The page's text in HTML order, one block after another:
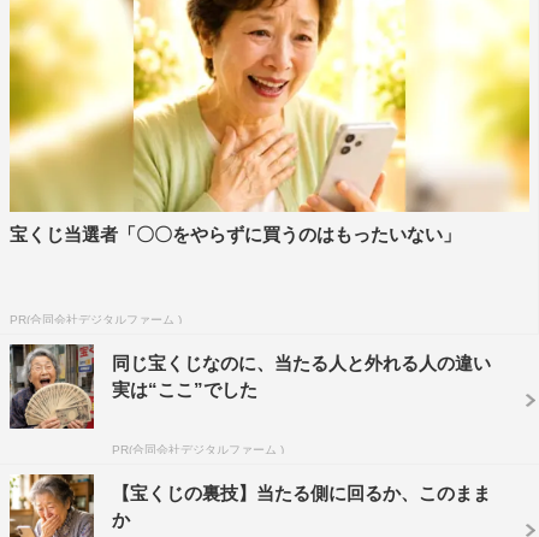
宝くじ当選者「〇〇をやらずに買うのはもったいない」
PR(合同会社デジタルファーム )
同じ宝くじなのに、当たる人と外れる人の違い
実は“ここ”でした
PR(合同会社デジタルファーム )
【宝くじの裏技】当たる側に回るか、このまま
か